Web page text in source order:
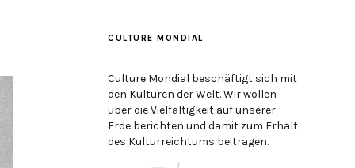
CULTURE MONDIAL
Culture Mondial beschäftigt sich mit
den Kulturen der Welt. Wir wollen
über die Vielfältigkeit auf unserer
Erde berichten und damit zum Erhalt
des Kulturreichtums beitragen.